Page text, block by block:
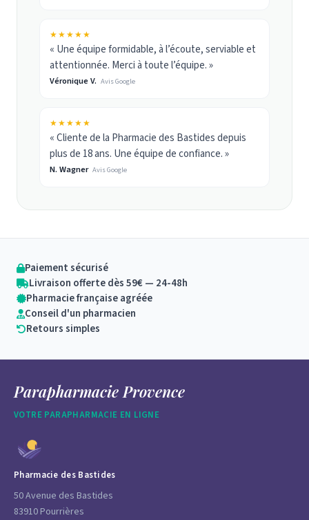
★★★★★
« Une équipe formidable, à l’écoute, serviable et
attentionnée. Merci à toute l’équipe. »
Véronique V. Avis Google
★★★★★
« Cliente de la Pharmacie des Bastides depuis
plus de 18 ans. Une équipe de confiance. »
N. Wagner Avis Google
Paiement sécurisé
Livraison offerte dès 59€ — 24-48h
Pharmacie française agréée
Conseil d'un pharmacien
Retours simples
Parapharmacie Provence
VOTRE PARAPHARMACIE EN LIGNE
Pharmacie des Bastides
50 Avenue des Bastides
83910 Pourrières